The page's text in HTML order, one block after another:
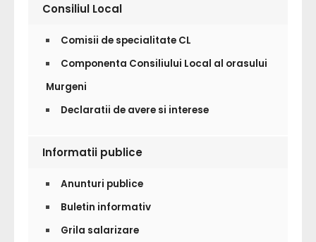
Consiliul Local
Comisii de specialitate CL
Componenta Consiliului Local al orasului
Murgeni
Declaratii de avere si interese
Informatii publice
Anunturi publice
Buletin informativ
Grila salarizare